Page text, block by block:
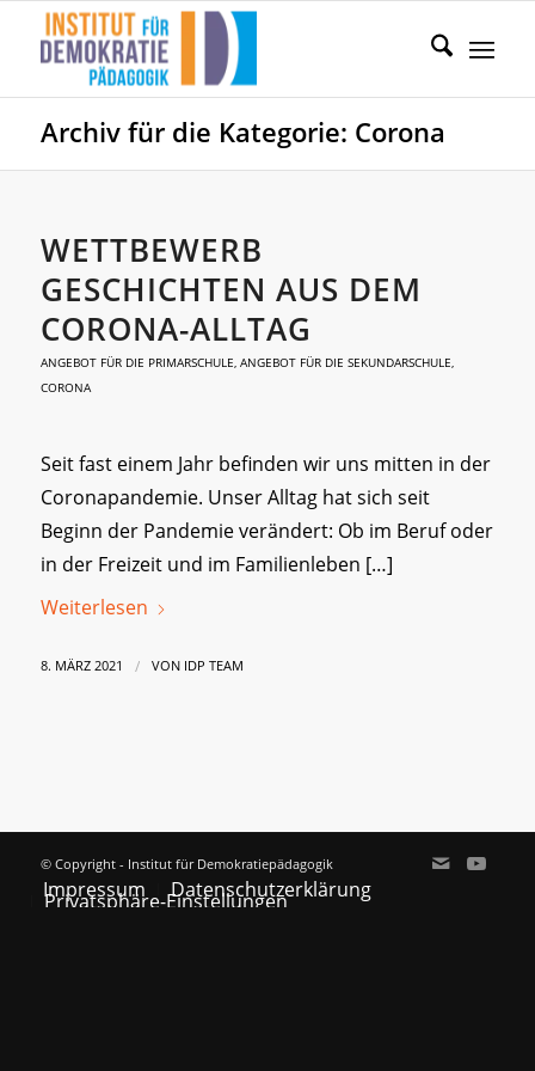
Archiv für die Kategorie: Corona
WETTBEWERB
GESCHICHTEN AUS DEM
CORONA-ALLTAG
ANGEBOT FÜR DIE PRIMARSCHULE, ANGEBOT FÜR DIE SEKUNDARSCHULE,
CORONA
Seit fast einem Jahr befinden wir uns mitten in der
Coronapandemie. Unser Alltag hat sich seit
Beginn der Pandemie verändert: Ob im Beruf oder
in der Freizeit und im Familienleben […]
Weiterlesen
8. MÄRZ 2021 / VON IDP TEAM
© Copyright - Institut für Demokratiepädagogik
Impressum Datenschutzerklärung
Privatsphäre-Einstellungen